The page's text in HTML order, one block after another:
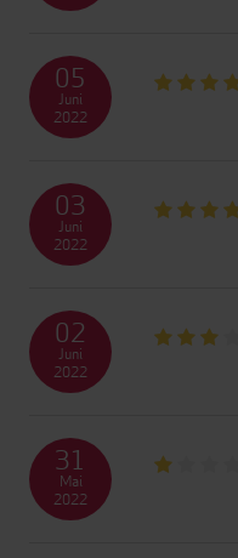
05
Juni
2022
03
Juni
2022
02
Juni
2022
31
Mai
2022